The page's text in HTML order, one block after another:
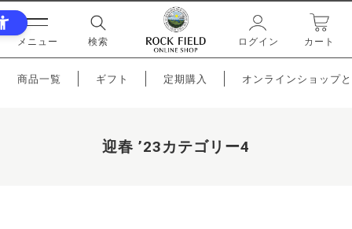
メニュー 検索 ログイン カート
商品一覧 ギフト 定期購入 オンラインショップ
迎春 ’23カテゴリー4